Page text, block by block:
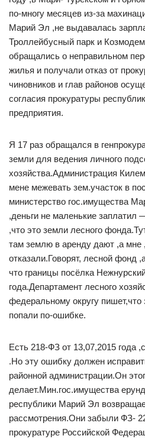
по-многу месяцев из-за
Марий Эл ,не выдавалась
Троллейбусный парк и
обращались о неправильном
жилья и получали отказ от
чиновников и глав районов
согласия прокуратуры
предприятия.
Я 17 раз обращался в
земли для ведения личного
хозяйства.Администрация
мене межевать зем.участок в
министерство гос.имущества
,деньги не маленькие заплатил
,что это земли лесного
там землю в аренду дают ,а мне
отказали.Говорят, лесной фонд
что границы посёлка
года.Департамент лесного
федеральному округу
попали по-ошибке.
Есть 218-ФЗ от 13,07,2015 года
.Но эту ошибку должен
районной администрации.Он
делает.Мин.гос.имущества
республики Марий Эл
рассмотрения.Они забыли ФЗ-
прокуратуре Российской